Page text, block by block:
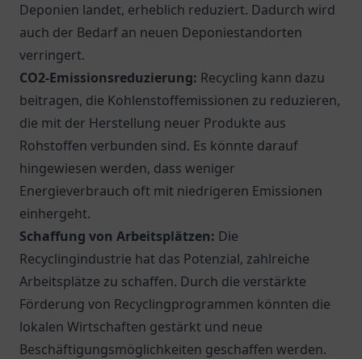
Deponien landet, erheblich reduziert. Dadurch wird
auch der Bedarf an neuen Deponiestandorten
verringert.
CO2-Emissionsreduzierung: Recycling kann dazu
beitragen, die Kohlenstoffemissionen zu reduzieren,
die mit der Herstellung neuer Produkte aus
Rohstoffen verbunden sind. Es könnte darauf
hingewiesen werden, dass weniger
Energieverbrauch oft mit niedrigeren Emissionen
einhergeht.
Schaffung von Arbeitsplätzen: Die
Recyclingindustrie hat das Potenzial, zahlreiche
Arbeitsplätze zu schaffen. Durch die verstärkte
Förderung von Recyclingprogrammen könnten die
lokalen Wirtschaften gestärkt und neue
Beschäftigungsmöglichkeiten geschaffen werden.